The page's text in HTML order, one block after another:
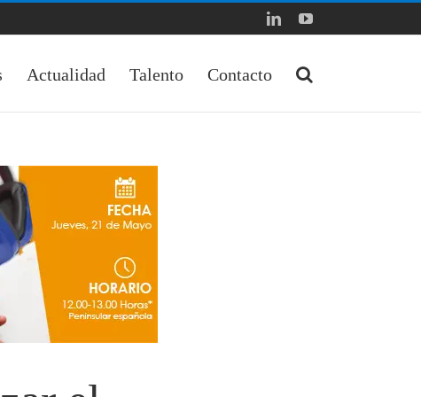
LinkedInYouTube
Actualidad Talento Contacto